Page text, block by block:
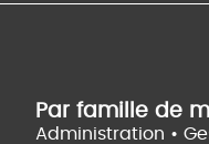
Par famille de
Administration •